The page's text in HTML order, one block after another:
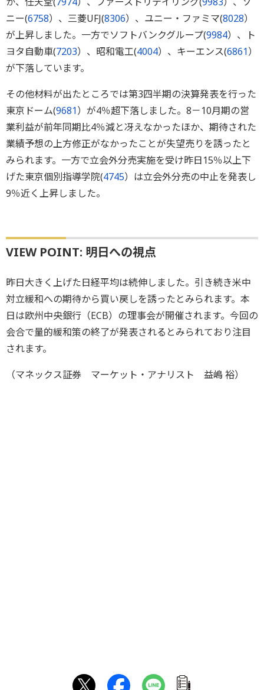
ニー(6758）、三菱UFJ(8306）、ユニー・ファミマ(8028）
が上昇しました。一方でソフトバンクグループ(9984）、ト
ヨタ自動車(7203）、昭和電工(4004）、キーエンス(6861）
が下落しています。
その他材料が出たところでは第3四半期の決算発表を行った
東京ドーム(9681）が4％超下落しました。8－10月期の営
業利益が前年同期比4％減と冴えなかったほか、期待された
業績予想の上方修正がなかったことが失望売りを誘ったと
みられます。一方で立会外分売実施を受け昨日15％以上下
げた東京個別指導学院(4745）は立会外分売の中止を発表し
9％近く上昇しました。
VIEW POINT: 明日への視点
昨日大きく上げた日経平均は続伸しました。引き続き米中
対立緩和への期待から買い戻しを誘ったとみられます。本
日は欧州中央銀行（ECB）の理事会が開催されます。今回の
会合で量的緩和策の終了が発表されるとみられており注目
されます。
（マネックス証券 マーケット・アナリスト 益嶋 裕）